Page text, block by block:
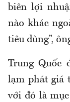
biên lợi
nào khác
tiêu dùng”,
Trung Quốc
lạm phát giá
với đó là